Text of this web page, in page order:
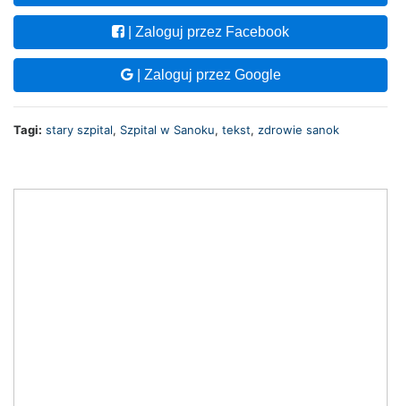
| Zaloguj przez Facebook
| Zaloguj przez Google
Tagi: stary szpital, Szpital w Sanoku, tekst, zdrowie sanok